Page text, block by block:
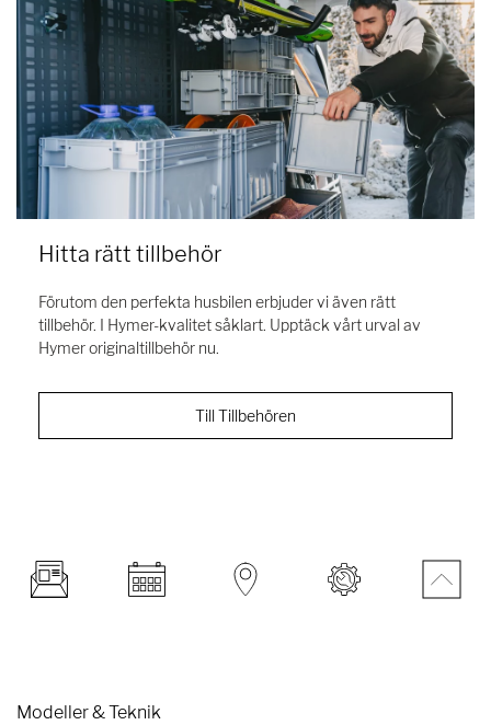
Hitta rätt tillbehör
Förutom den perfekta husbilen erbjuder vi även rätt
tillbehör. I Hymer-kvalitet såklart. Upptäck vårt urval av
Hymer originaltillbehör nu.
Till Tillbehören
Modeller & Teknik